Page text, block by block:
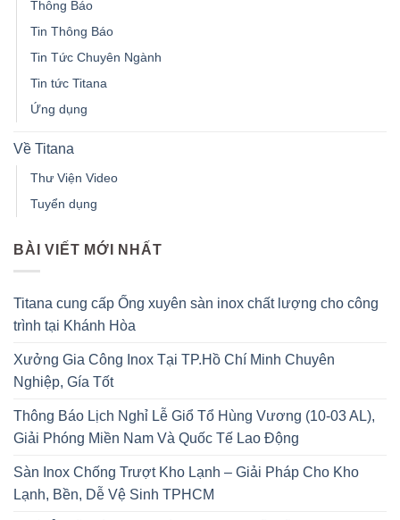
Thông Báo
Tin Thông Báo
Tin Tức Chuyên Ngành
Tin tức Titana
Ứng dụng
Về Titana
Thư Viện Video
Tuyển dụng
BÀI VIẾT MỚI NHẤT
Titana cung cấp Ống xuyên sàn inox chất lượng cho công
trình tại Khánh Hòa
Xưởng Gia Công Inox Tại TP.Hồ Chí Minh Chuyên
Nghiệp, Gía Tốt
Thông Báo Lịch Nghỉ Lễ Giổ Tổ Hùng Vương (10-03 AL),
Giải Phóng Miền Nam Và Quốc Tế Lao Động
Sàn Inox Chống Trượt Kho Lạnh – Giải Pháp Cho Kho
Lạnh, Bền, Dễ Vệ Sinh TPHCM